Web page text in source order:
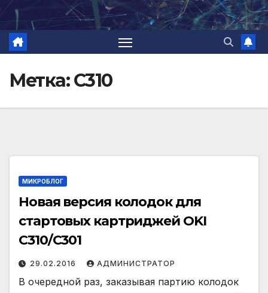
Перейти
содержимому
Метка:C310
МИКРОБЛОГ
Новая версия колодок для
стартовых картриджей OKI
C310/C301
29.02.2016 АДМИНИСТРАТОР
В очередной раз, заказывая партию колодок